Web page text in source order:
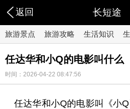
返回 长短途
旅游景点 旅游攻略 生活知识
任达华和小Q的电影叫什么
时间：2026-04-22 08:47:56
任达华和小Q的电影叫《小